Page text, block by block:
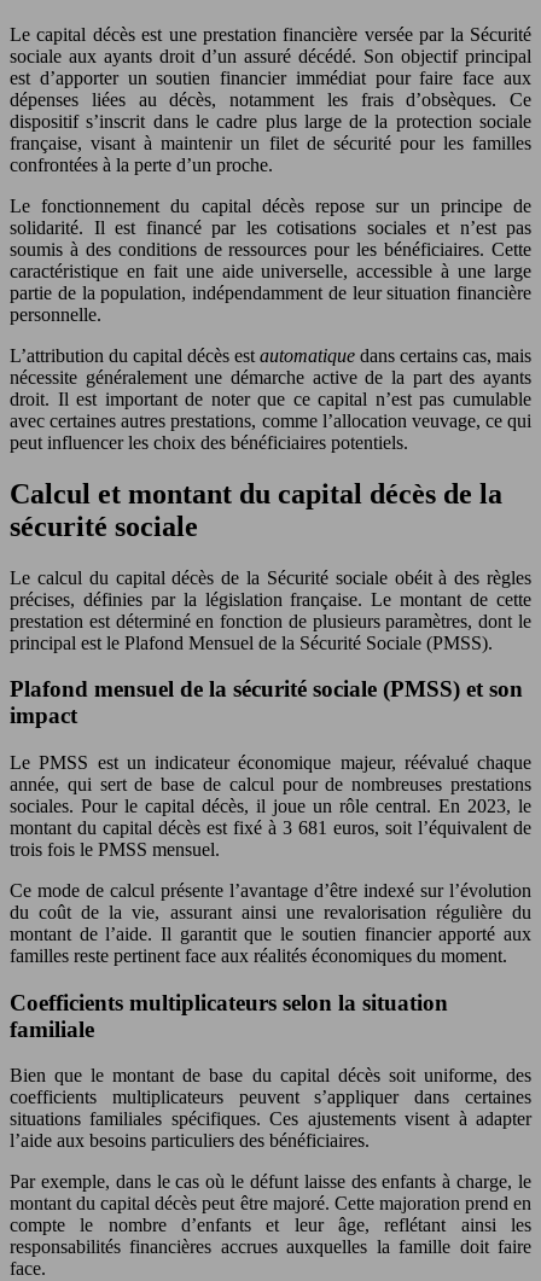
Le capital décès est une prestation financière versée par la Sécurité
sociale aux ayants droit d’un assuré décédé. Son objectif principal
est d’apporter un soutien financier immédiat pour faire face aux
dépenses liées au décès, notamment les frais d’obsèques. Ce
dispositif s’inscrit dans le cadre plus large de la protection sociale
française, visant à maintenir un filet de sécurité pour les familles
confrontées à la perte d’un proche.
Le fonctionnement du capital décès repose sur un principe de
solidarité. Il est financé par les cotisations sociales et n’est pas
soumis à des conditions de ressources pour les bénéficiaires. Cette
caractéristique en fait une aide universelle, accessible à une large
partie de la population, indépendamment de leur situation financière
personnelle.
L’attribution du capital décès est automatique dans certains cas, mais
nécessite généralement une démarche active de la part des ayants
droit. Il est important de noter que ce capital n’est pas cumulable
avec certaines autres prestations, comme l’allocation veuvage, ce qui
peut influencer les choix des bénéficiaires potentiels.
Calcul et montant du capital décès de la
sécurité sociale
Le calcul du capital décès de la Sécurité sociale obéit à des règles
précises, définies par la législation française. Le montant de cette
prestation est déterminé en fonction de plusieurs paramètres, dont le
principal est le Plafond Mensuel de la Sécurité Sociale (PMSS).
Plafond mensuel de la sécurité sociale (PMSS) et son
impact
Le PMSS est un indicateur économique majeur, réévalué chaque
année, qui sert de base de calcul pour de nombreuses prestations
sociales. Pour le capital décès, il joue un rôle central. En 2023, le
montant du capital décès est fixé à 3 681 euros, soit l’équivalent de
trois fois le PMSS mensuel.
Ce mode de calcul présente l’avantage d’être indexé sur l’évolution
du coût de la vie, assurant ainsi une revalorisation régulière du
montant de l’aide. Il garantit que le soutien financier apporté aux
familles reste pertinent face aux réalités économiques du moment.
Coefficients multiplicateurs selon la situation
familiale
Bien que le montant de base du capital décès soit uniforme, des
coefficients multiplicateurs peuvent s’appliquer dans certaines
situations familiales spécifiques. Ces ajustements visent à adapter
l’aide aux besoins particuliers des bénéficiaires.
Par exemple, dans le cas où le défunt laisse des enfants à charge, le
montant du capital décès peut être majoré. Cette majoration prend en
compte le nombre d’enfants et leur âge, reflétant ainsi les
responsabilités financières accrues auxquelles la famille doit faire
face.